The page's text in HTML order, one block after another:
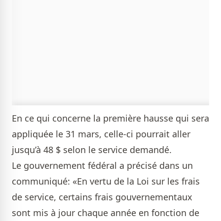
En ce qui concerne la première hausse qui sera
appliquée le 31 mars, celle-ci pourrait aller
jusqu’à 48 $ selon le service demandé.
Le gouvernement fédéral a précisé dans un
communiqué: «En vertu de la Loi sur les frais
de service, certains frais gouvernementaux
sont mis à jour chaque année en fonction de